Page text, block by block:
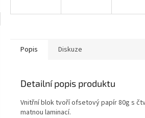
Popis Diskuze
Detailní popis produktu
Vnitřní blok tvoří ofsetový papír 80g s
matnou laminací.